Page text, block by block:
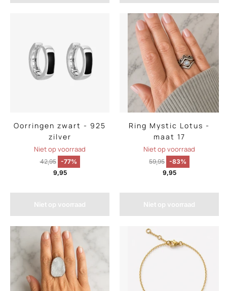
Oorringen zwart - 925
zilver
Niet op voorraad
42,95
-77%
9,95
Niet op voorraad
Ring Mystic Lotus -
maat 17
Niet op voorraad
59,95 -83%
9,95
Niet op voorraad